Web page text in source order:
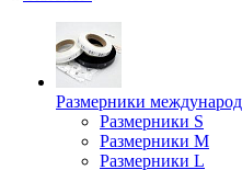
Размерники
Размерники S
Размерники M
Размерники L